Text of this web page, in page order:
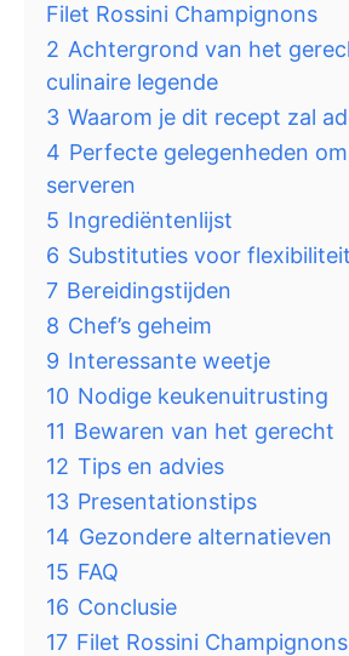
Filet Rossini Champignons
2 Achtergrond van het
culinaire legende
3 Waarom je dit recept zal
4 Perfecte gelegenheden
serveren
5 Ingrediëntenlijst
6 Substituties voor flexibiliteit
7 Bereidingstijden
8 Chef’s geheim
9 Interessante weetje
10 Nodige keukenuitrusting
11 Bewaren van het gerecht
12 Tips en advies
13 Presentationstips
14 Gezondere alternatieven
15 FAQ
16 Conclusie
17 Filet Rossini Champignons